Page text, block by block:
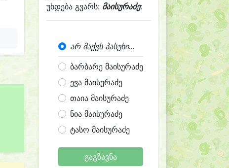
უხდება გვარს: მაისურაძე:
არ მაქვს პასუხი...
ბარბარე მაისურაძე
ევა მაისურაძე
თაია მაისურაძე
ნია მაისურაძე
ტასო მაისურაძე
გაგზავნა